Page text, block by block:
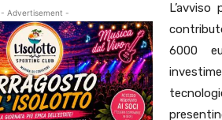
- Advertisement -
6000